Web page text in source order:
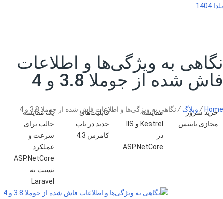
یلدا 1404
نگاهی به ویژگی‌ها و اطلاعات
فاش شده از جوملا 3.8 و 4
Home
/ وبلاگ / نگاهی به ویژگی‌ها و اطلاعات فاش شده از جوملا 3.8 و 4
خرید سرور
مجازی بایننس
مقایسه
Kestrel و IIS
در
ASP.NetCore
قابلیت‌های
جدید در ناپ
کامرس 4.3
یک مقایسه
جالب برای
سرعت و
عملکرد
ASP.NetCore
نسبت به
Laravel